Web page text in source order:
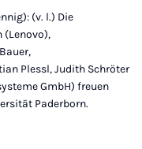
(v. l.) Die
(Lenovo),
Plessl, Judith Schröter
GmbH) freuen
Paderborn.